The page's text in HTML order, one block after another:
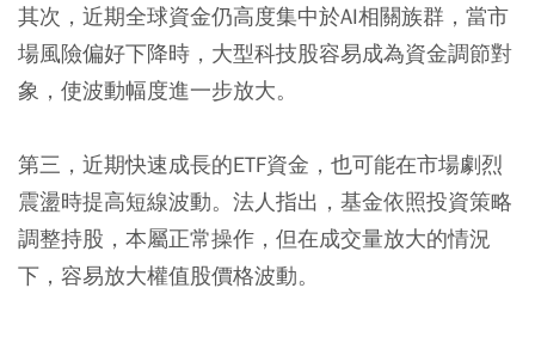
其次，近期全球資金仍高度集中於AI相關族群，當市
場風險偏好下降時，大型科技股容易成為資金調節對
象，使波動幅度進一步放大。
第三，近期快速成長的ETF資金，也可能在市場劇烈
震盪時提高短線波動。法人指出，基金依照投資策略
調整持股，本屬正常操作，但在成交量放大的情況
下，容易放大權值股價格波動。